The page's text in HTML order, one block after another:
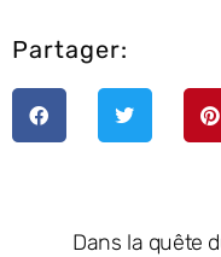
Partager:
Dans la quête